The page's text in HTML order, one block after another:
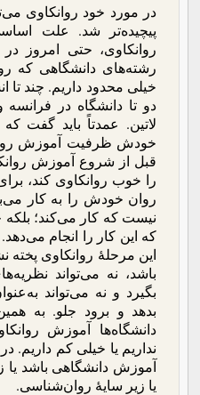
در مورد خود روانکاوی
پیچیده‌تر شد. علت
روانکاوی، حتی امروز در
رشته‌های دانشگاهی که
خیلی محدود داریم. چند تا
دو تا دانشگاه در فرانسه
لاتین. عمدتاً باید گفت
خودش ظرفیت آموزش
قبل از شروع آموزش
را خوب روانکاوی کند، برای
روان خودش را به کار
نیست که کار می‌کند؛ بلکه
که این کار را انجام
این مرحلۀ روانکاوی پخته
باشد، نه می‌تواند
بگیرد و نه می‌تواند
بدهد و برود جلو. به
دانشگاه‌ها آموزش
نداریم یا خیلی کم داریم.
آموزش دانشگاهی باشد
یا زیر سایۀ روان‌شناسی.